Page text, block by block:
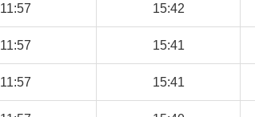
11:57 15:42
11:57 15:41
11:57 15:41